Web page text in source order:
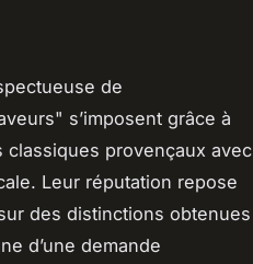
de
s’imposent grâce à
provençaux avec
Leur réputation repose
des distinctions obtenues
d’une demande